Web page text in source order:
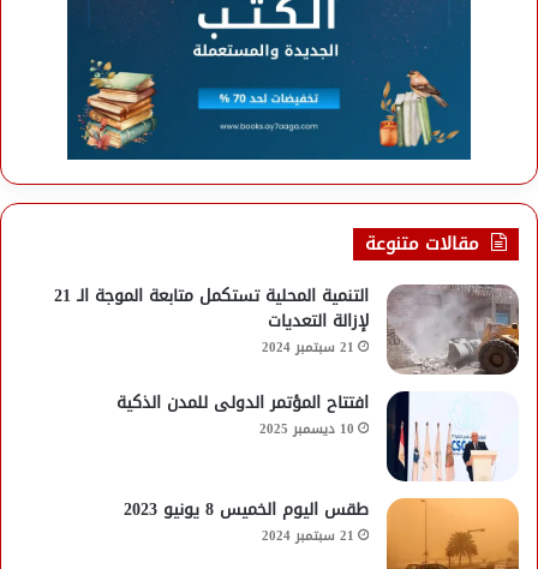
مقالات متنوعة
التنمية المحلية تستكمل متابعة الموجة الـ 21
لإزالة التعديات
21 سبتمبر 2024
افتتاح المؤتمر الدولى للمدن الذكية
10 ديسمبر 2025
طقس اليوم الخميس 8 يونيو 2023
21 سبتمبر 2024